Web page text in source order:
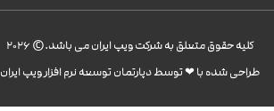
کليه حقوق متعلق به شرکت ویپ ایران می باشد.© 2026
طراحی شده با ❤︎ توسط دپارتمان توسعه نرم افزار ویپ ایران